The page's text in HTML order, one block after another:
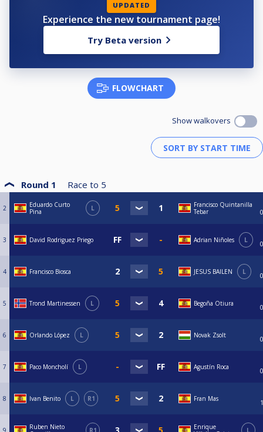
UPDATED
Experience the new tournament page!
Try Beta version
FLOWCHART
Show walkovers
Round 1 Race to 5
2
Eduardo Curto
Pina
L
Francisco Quintanilla
Tebar
3 David Rodriguez Priego Adrian Niñoles L
4 Francisco Biosca JESUS BAILEN L
5 Trond Martinessen L Begoña Otiura
6 Orlando López L Novak Zsolt
7 Paco Moncholí L Agustín Roca
8 Ivan Benito L R1 Fran Mas
Ruben Nieto
Enrique